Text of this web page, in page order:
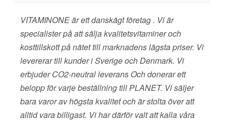
VITAMINONE är ett danskägt företag . Vi är
specialister på att sälja kvalitetsvitaminer och
kosttillskott på nätet till marknadens lägsta priser. Vi
levererar till kunder i Sverige och Denmark. Vi
erbjuder CO2-neutral leverans Och donerar ett
belopp för varje beställning till PLANET. Vi säljer
bara varor av högsta kvalitet och är stolta över att
alltid vara billigast. Vi har därför valt att kalla våra